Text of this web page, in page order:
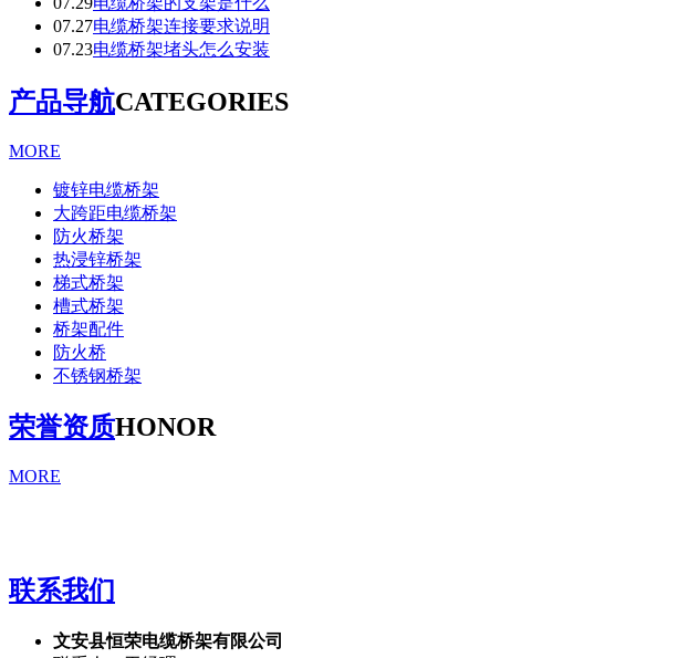
07.27电缆桥架连接要求说明
07.23电缆桥架堵头怎么安装
产品导航CATEGORIES
MORE
镀锌电缆桥架
大跨距电缆桥架
防火桥架
热浸锌桥架
梯式桥架
槽式桥架
桥架配件
防火桥
不锈钢桥架
荣誉资质HONOR
MORE
联系我们
文安县恒荣电缆桥架有限公司